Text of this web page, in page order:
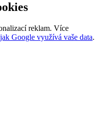
reklam. Více
jak Google využívá vaše data.